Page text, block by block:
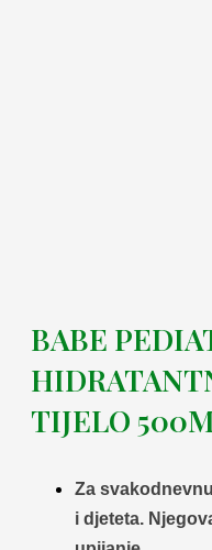
BABE
TIJELO
Za
i djeteta.